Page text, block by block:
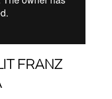
FRANZ